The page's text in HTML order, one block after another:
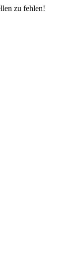
zu fehlen!